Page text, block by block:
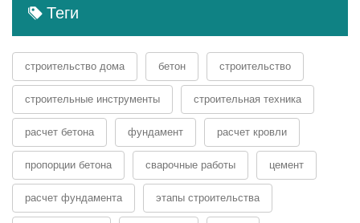
Теги
строительство дома бетон строительство
строительные инструменты строительная техника
расчет бетона фундамент расчет кровли
пропорции бетона сварочные работы цемент
расчет фундамента этапы строительства